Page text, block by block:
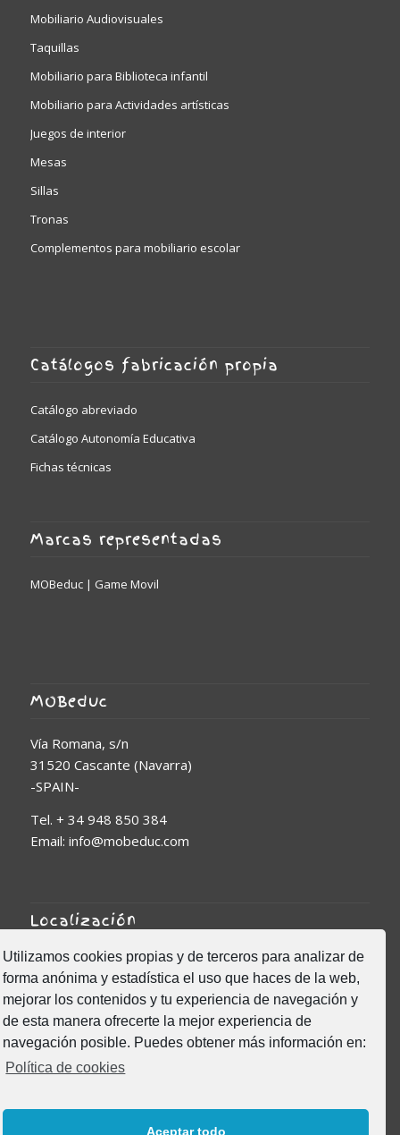
Utilizamos cookies propias y de terceros para analizar de
forma anónima y estadística el uso que haces de la web,
mejorar los contenidos y tu experiencia de navegación y
de esta manera ofrecerte la mejor experiencia de
navegación posible. Puedes obtener más información en:
Política de cookies
Aceptar todo
Mobiliario Audiovisuales
Taquillas
Mobiliario para Biblioteca infantil
Mobiliario para Actividades artísticas
Juegos de interior
Mesas
Sillas
Tronas
Complementos para mobiliario escolar
Catálogos fabricación propia
Catálogo abreviado
Catálogo Autonomía Educativa
Fichas técnicas
Marcas representadas
MOBeduc | Game Movil
MOBeduc
Vía Romana, s/n
31520 Cascante (Navarra)
-SPAIN-
Tel. + 34 948 850 384
Email: info@mobeduc.com
Localización
Click to accept marketing
cookies and enable this